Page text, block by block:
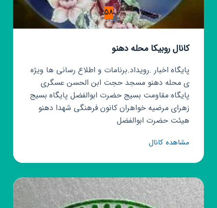
58
کانال روبیکا محله دهنو
پایگاه اخبار .رویداد.برنامات و اطلاع رسانی ها ویژه
ی محله دهنو مسجد حجت ابن الحسن عسگری
پایگاه مقاومت بسیج حضرت ابوالفضل پایگاه بسیج
زهرای مرضیه خواهران کانون فرهنگی شهدا دهنو
هیئت حضرت ابوالفضل
مشاهده کانالکانال
محله
دهنو